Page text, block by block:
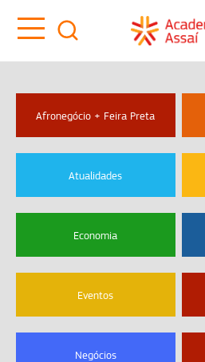
Afronegócio + Feira Preta
Atualidades
Economia
Eventos
Negócios